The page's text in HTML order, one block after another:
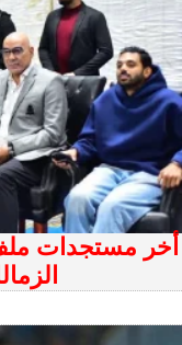
أخر مستجدات